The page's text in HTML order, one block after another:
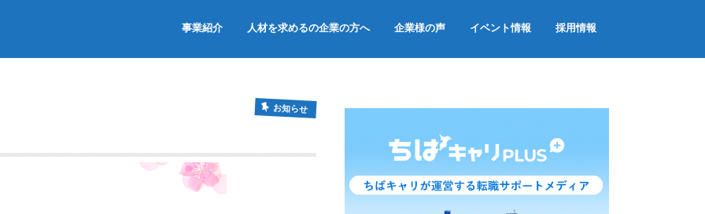
事業紹介 人材を求めるの企業の方へ 企業様の声 イベント情報 採用情報
お知らせ